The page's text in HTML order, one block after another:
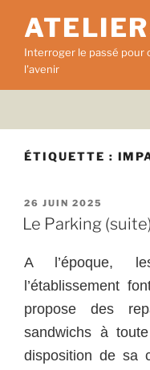
contenu
principal
Interroger le passé pour
l'avenir
ÉTIQUETTE :
PUBLIÉ
LE
26 JUIN 2025
Le Parking (suite)
A l’époque,
l’établissement
propose des
sandwichs à
disposition de sa